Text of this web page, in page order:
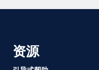
资源